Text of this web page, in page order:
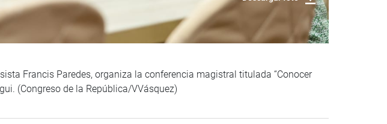
Francis Paredes, organiza la conferencia magistral titulada “Conocer
(Congreso de la República/VVásquez)